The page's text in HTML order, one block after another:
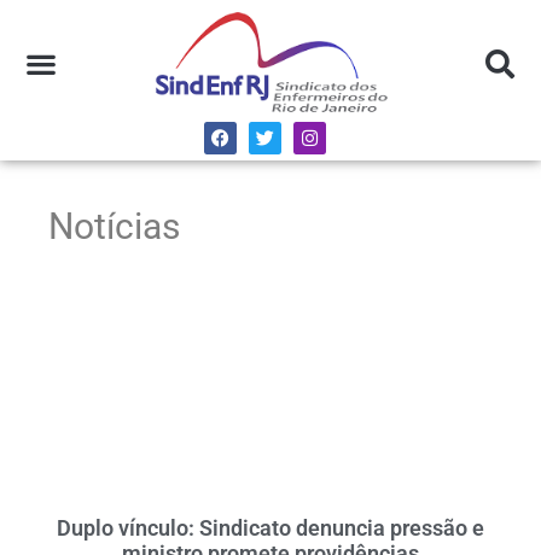
Notícias
Duplo vínculo: Sindicato denuncia pressão e